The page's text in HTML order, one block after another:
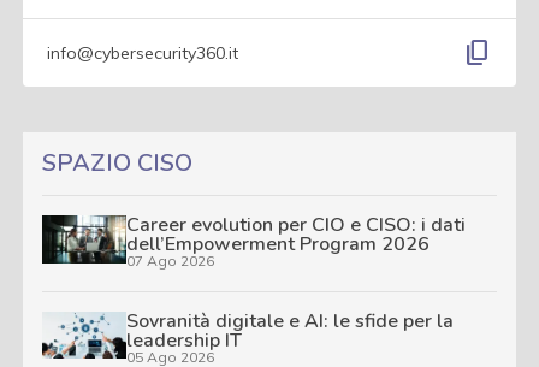
info@cybersecurity360.it content_copy
SPAZIO CISO
Career evolution per CIO e CISO: i dati
dell’Empowerment Program 2026
07 Ago 2026
Sovranità digitale e AI: le sfide per la
leadership IT
05 Ago 2026